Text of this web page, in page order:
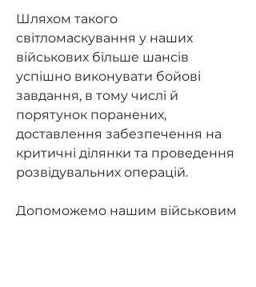
Шляхом такого
світломаскування у наших
військових більше шансів
успішно виконувати бойові
завдання, в тому числі й
порятунок поранених,
доставлення забезпечення на
критичні ділянки та проведення
розвідувальних операцій.
Допоможемо нашим військовим